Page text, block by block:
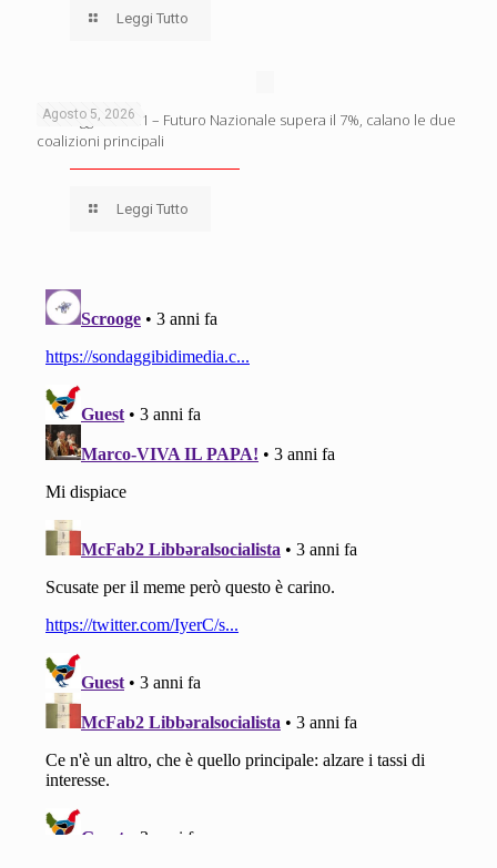
Leggi Tutto
Agosto 5, 2026
Sondaggio Lab21 – Futuro Nazionale supera il 7%, calano le due
coalizioni principali
Leggi Tutto